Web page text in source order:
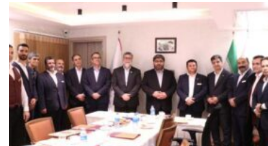
تقدیر و تشکر از
پرسنل هتل کوثر
رامسر به مناسبت
روز کارمند
تقدیر مدیریت هتل
هویزه از تلاش‌های
صادقانه پرسنل هتل
۰۵ شهریور ۰۴
​​​​اخبار واحدها